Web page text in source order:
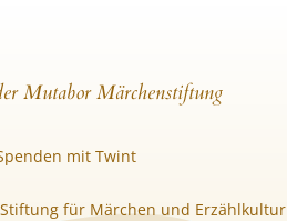
Mutabor Märchenstiftung
mit Twint
für Märchen und Erzählkultur